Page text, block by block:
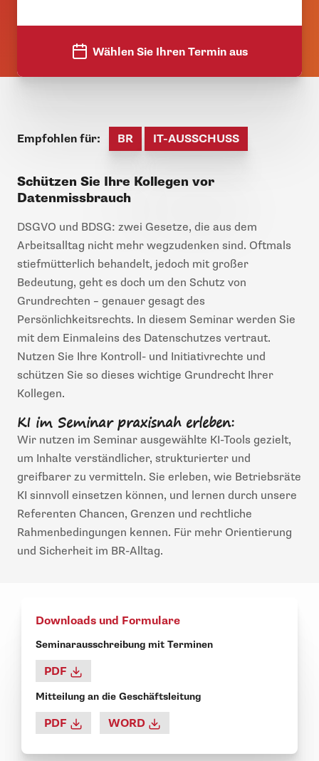
Wählen Sie Ihren Termin aus
Empfohlen für: BR IT-AUSSCHUSS
Schützen Sie Ihre Kollegen vor
Datenmissbrauch
DSGVO und BDSG: zwei Gesetze, die aus dem
Arbeitsalltag nicht mehr wegzudenken sind. Oftmals
stiefmütterlich behandelt, jedoch mit großer
Bedeutung, geht es doch um den Schutz von
Grundrechten – genauer gesagt des
Persönlichkeitsrechts. In diesem Seminar werden Sie
mit dem Einmaleins des Datenschutzes vertraut.
Nutzen Sie Ihre Kontroll- und Initiativrechte und
schützen Sie so dieses wichtige Grundrecht Ihrer
Kollegen.
KI im Seminar praxisnah erleben:
Wir nutzen im Seminar ausgewählte KI-Tools gezielt,
um Inhalte verständlicher, strukturierter und
greifbarer zu vermitteln. Sie erleben, wie Betriebsräte
KI sinnvoll einsetzen können, und lernen durch unsere
Referenten Chancen, Grenzen und rechtliche
Rahmenbedingungen kennen. Für mehr Orientierung
und Sicherheit im BR-Alltag.
Downloads und Formulare
Seminarausschreibung mit Terminen
PDF
Mitteilung an die Geschäftsleitung
PDF WORD